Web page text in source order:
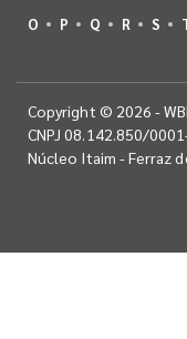
O
P Q R S
Copyright © 2026 -
CNPJ 08.142.850/
Núcleo Itaim - Ferraz